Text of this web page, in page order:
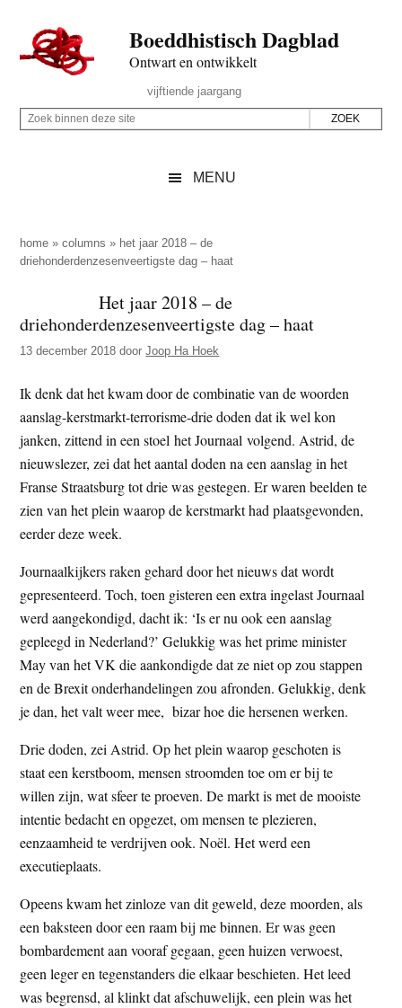
naar
de
inhoud
secondary
naar
de
sidebar
naar
de
Boeddhistisch Dagblad
Ontwart en ontwikkelt
Rechts
vijftiende jaargang
Z
p
d
z
e
i
t
e
Z
i
n
n
d
z
e
s
i
t
e
MENU
home »columns » het jaar 2018 – de
driehonderdenzesenveertigste dag – haat
Het jaar 2018 – de
driehonderdenzesenveertigste dag – haat
13 december 2018 doorJoop Ha Hoek
Ik denk dat het kwam door de combinatie van de woorden
aanslag-kerstmarkt-terrorisme-drie doden dat ik wel kon
janken, zittend in een stoel het Journaal volgend. Astrid, de
nieuwslezer, zei dat het aantal doden na een aanslag in het
Franse Straatsburg tot drie was gestegen. Er waren beelden te
zien van het plein waarop de kerstmarkt had plaatsgevonden,
eerder deze week.
Journaalkijkers raken gehard door het nieuws dat wordt
gepresenteerd. Toch, toen gisteren een extra ingelast Journaal
werd aangekondigd, dacht ik: ‘Is er nu ook een aanslag
gepleegd in Nederland?’ Gelukkig was het prime minister
May van het VK die aankondigde dat ze niet op zou stappen
en de Brexit onderhandelingen zou afronden. Gelukkig, denk
je dan, het valt weer mee, bizar hoe die hersenen werken.
Drie doden, zei Astrid. Op het plein waarop geschoten is
staat een kerstboom, mensen stroomden toe om er bij te
willen zijn, wat sfeer te proeven. De markt is met de mooiste
intentie bedacht en opgezet, om mensen te plezieren,
eenzaamheid te verdrijven ook. Noël. Het werd een
executieplaats.
Opeens kwam het zinloze van dit geweld, deze moorden, als
een baksteen door een raam bij me binnen. Er was geen
bombardement aan vooraf gegaan, geen huizen verwoest,
geen leger en tegenstanders die elkaar beschieten. Het leed
was begrensd, al klinkt dat afschuwelijk, een plein was het